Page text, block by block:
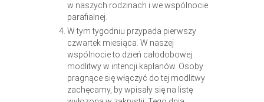
w naszych rodzinach i we wspólnocie
parafialnej.
W tym tygodniu przypada pierwszy
czwartek miesiąca. W naszej
wspólnocie to dzień całodobowej
modlitwy w intencji kapłanów. Osoby
pragnące się włączyć do tej modlitwy
zachęcamy, by wpisały się na listę